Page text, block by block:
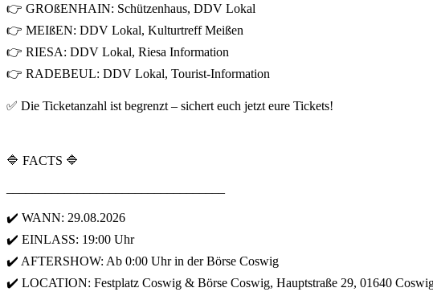
👉 GROßENHAIN: Schützenhaus, DDV Lokal
👉 MEIßEN: DDV Lokal, Kulturtreff Meißen
👉 RIESA: DDV Lokal, Riesa Information
👉 RADEBEUL: DDV Lokal, Tourist-Information
✅ Die Ticketanzahl ist begrenzt – sichert euch jetzt eure Tickets!
🔷 FACTS 🔷
✔️ WANN: 29.08.2026
✔️ EINLASS: 19:00 Uhr
✔️ AFTERSHOW: Ab 0:00 Uhr in der Börse Coswig
✔️ LOCATION: Festplatz Coswig & Börse Coswig, Hauptstraße 29, 01640